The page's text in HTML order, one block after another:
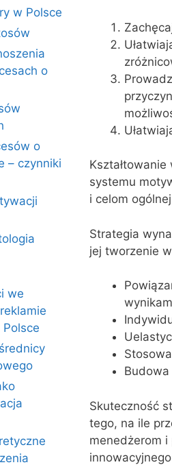
systemu
i celom
Strategia
jej tworzenie
Skuteczność
tego, na ile
menedżerom
w Polsce
o
o
– czynniki
we